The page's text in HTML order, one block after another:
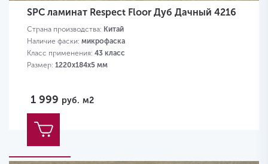
SPC ламинат Respect Floor Дуб Дачный 4216
Страна производства: Китай
Наличие фаски: микрофаска
Класс применения: 43 класс
Размер: 1220х184х5 мм
1 999 руб. м2